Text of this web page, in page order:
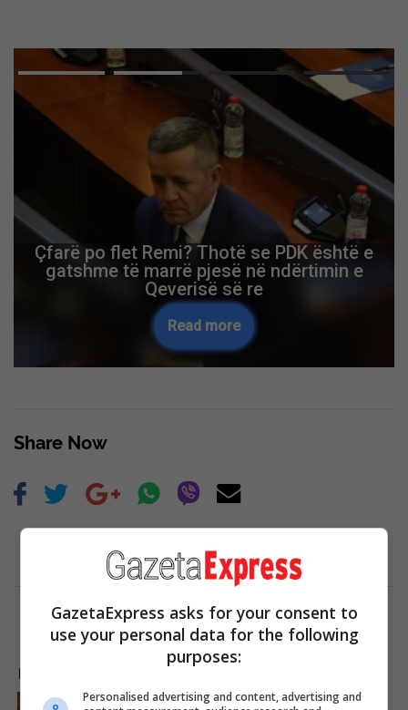
Çfarë po flet Remi? Thotë se PDK është e
gatshme të marrë pjesë në ndërtimin e
Qeverisë së re
Read more
Share Now
GazetaExpress asks for your consent to
use your personal data for the following
purposes:
Personalised advertising and content, advertising and